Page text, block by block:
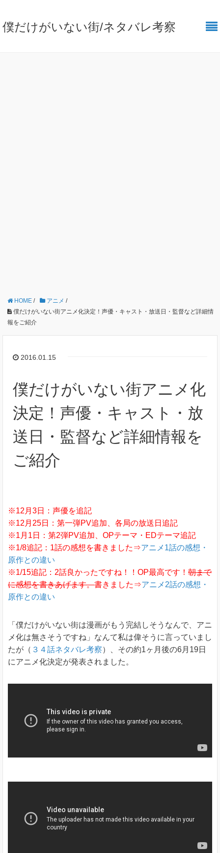
僕だけがいない街/ネタバレ考察
HOME / アニメ /
僕だけがいない街アニメ化決定！声優・キャスト・放送日・監督など詳細情
報をご紹介
2016.01.15
僕だけがいない街アニメ化
決定！声優・キャスト・放
送日・監督など詳細情報を
ご紹介
※12月3日：声優を追記
※12月25日：第一弾PV追加、各局の放送日追記
※1月1日：第2弾PV追加、OPテーマ・EDテーマ追記
※1/8追記：1話の感想を書きました⇒アニメ1話の感想・
原作との違い
※1/15追記：2話良かったですね！！OP最高です！ 朝まで
に感想を書きあげます。書きました⇒アニメ2話の感想・
原作との違い
「僕だけがいない街は漫画がもう完結しそうなんで、アニ
メ化は無さそうですね」なんて私は偉そうに言っていまし
たが（ ３４話ネタバレ考察）、その約1ヶ月後の6月19日
にアニメ化決定が発表されました。